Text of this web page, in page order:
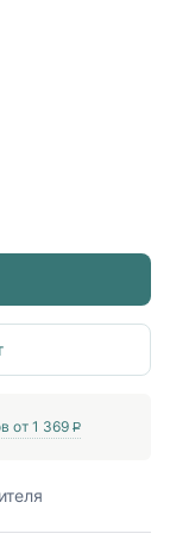
от1 369 P